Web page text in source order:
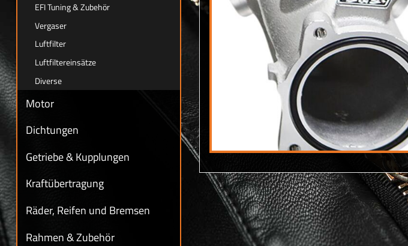
EFI Tuning & Zubehör
Vergaser
Luftfilter
Luftfiltereinsätze
Diverse
Motor
Dichtungen
Getriebe & Kupplungen
Kraftübertragung
Räder, Reifen und Bremsen
Rahmen & Zubehör